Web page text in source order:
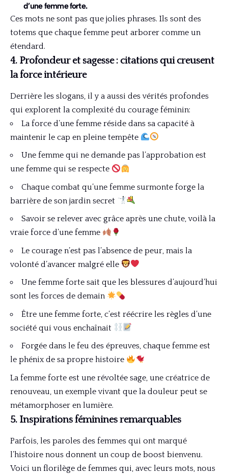
d’une femme forte.
Ces mots ne sont pas que jolies phrases. Ils sont des
totems que chaque femme peut arborer comme un
étendard.
4. Profondeur et sagesse : citations qui creusent
la force intérieure
Derrière les slogans, il y a aussi des vérités profondes
qui explorent la complexité du courage féminin:
La force d’une femme réside dans sa capacité à
maintenir le cap en pleine tempête
Une femme qui ne demande pas l’approbation est
une femme qui se respecte
Chaque combat qu’une femme surmonte forge la
barrière de son jardin secret
Savoir se relever avec grâce après une chute, voilà la
vraie force d’une femme
Le courage n’est pas l’absence de peur, mais la
volonté d’avancer malgré elle
Une femme forte sait que les blessures d’aujourd’hui
sont les forces de demain
Être une femme forte, c’est réécrire les règles d’une
société qui vous enchaînait
Forgée dans le feu des épreuves, chaque femme est
le phénix de sa propre histoire
La femme forte est une révoltée sage, une créatrice de
renouveau, un exemple vivant que la douleur peut se
métamorphoser en lumière.
5. Inspirations féminines remarquables
Parfois, les paroles des femmes qui ont marqué
l’histoire nous donnent un coup de boost bienvenu.
Voici un florilège de femmes qui, avec leurs mots, nous